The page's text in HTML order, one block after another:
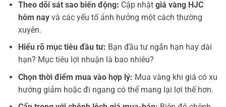
Theo dõi sát sao biến động: Cập nhật giá vàng HJC
hôm nayvà các yếu tố ảnh hưởng một cách thường
xuyên.
Hiểu rõ mục tiêu đầu tư: Bạn đầu tư ngắn hạn hay dài
hạn? Mục tiêu lợi nhuận là bao nhiêu?
Chọn thời điểm mua vào hợp lý: Mua vàng khi giá có xu
hướng giảm hoặc đi ngang có thể mang lại lợi thế hơn.